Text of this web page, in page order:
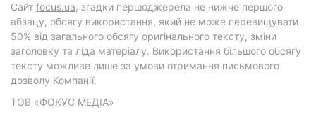
Cайт focus.ua, згадки першоджерела не нижче першого
абзацу, обсягу використання, який не може перевищувати
50% від загального обсягу оригінального тексту, зміни
заголовку та ліда матеріалу. Використання більшого обсягу
тексту можливе лише за умови отримання письмового
дозволу Компанії.
ТОВ «ФОКУС МЕДІА»